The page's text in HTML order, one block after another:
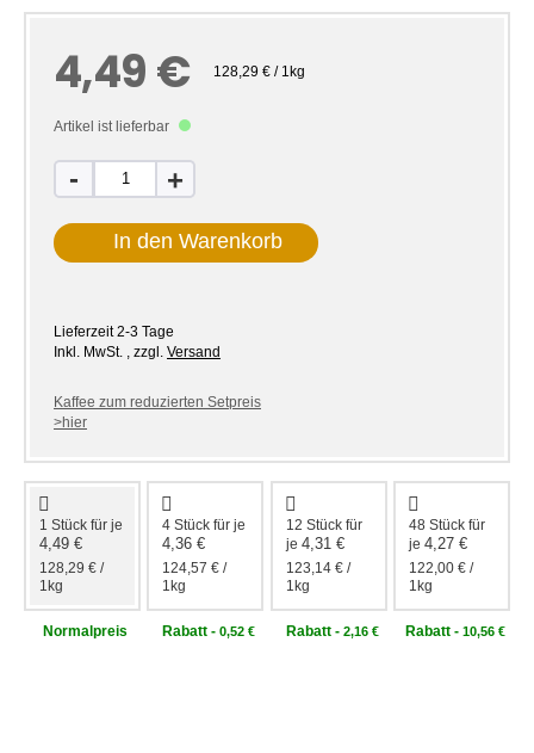
4,49 € 128,29 € / 1kg
Artikel ist lieferbar
- +
In den Warenkorb
Lieferzeit 2-3 Tage
Inkl. MwSt. , zzgl. Versand
Kaffee zum reduzierten Setpreis
>hier
1 Stück für je
4,49 €
128,29 € /
1kg
Normal­preis
4 Stück fürje
4,36 €
124,57 € /
1kg
Rabatt-0,52 €
12 Stück für
je 4,31 €
123,14 €/
1kg
Rabatt - 2,16 €
48 Stück für
je4,27 €
122,00 € /
1kg
Rabatt-10,56 €